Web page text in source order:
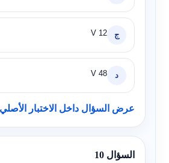
ج 12 V
د 48 V
عرض السؤال داخل الاختبار الأصلي
السؤال 10